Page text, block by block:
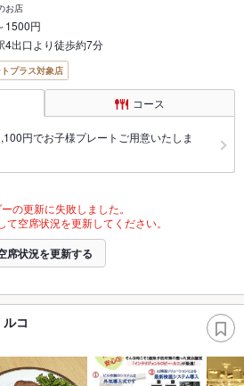
お店
1500円
4出口より徒歩約7分
プラス対象店
コース
円でお子様プレートご用意いたしま
の更新に失敗しました。
て空席状況を更新してください。
席状況を更新する
コ